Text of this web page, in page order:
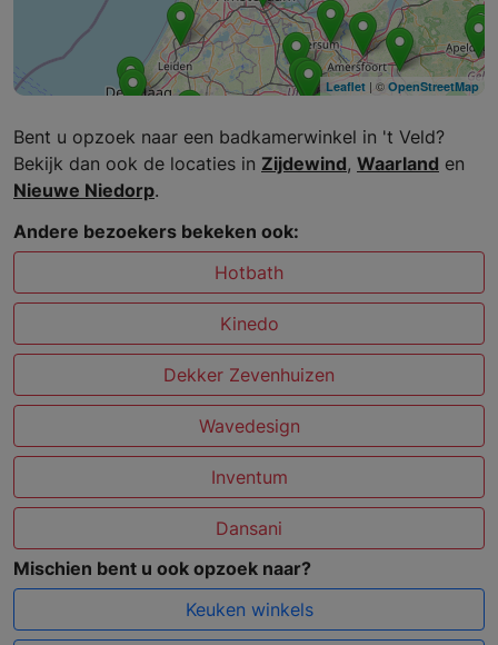
Leaflet | © OpenStreetMap
Bent u opzoek naar een badkamerwinkel in 't Veld?
Bekijk dan ook de locaties in Zijdewind, Waarland en
Nieuwe Niedorp.
Andere bezoekers bekeken ook:
Hotbath
Kinedo
Dekker Zevenhuizen
Wavedesign
Inventum
Dansani
Mischien bent u ook opzoek naar?
Keuken winkels